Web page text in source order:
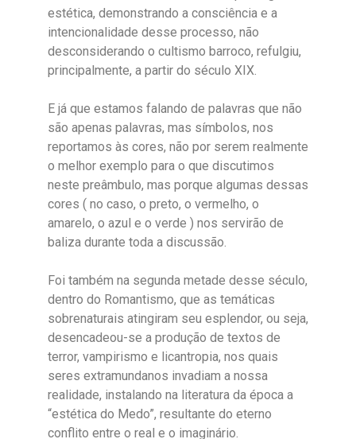
estética, demonstrando a consciência e a
intencionalidade desse processo, não
desconsiderando o cultismo barroco, refulgiu,
principalmente, a partir do século XIX.
E já que estamos falando de palavras que não
são apenas palavras, mas símbolos, nos
reportamos às cores, não por serem realmente
o melhor exemplo para o que discutimos
neste preâmbulo, mas porque algumas dessas
cores ( no caso, o preto, o vermelho, o
amarelo, o azul e o verde ) nos servirão de
baliza durante toda a discussão.
Foi também na segunda metade desse século,
dentro do Romantismo, que as temáticas
sobrenaturais atingiram seu esplendor, ou seja,
desencadeou-se a produção de textos de
terror, vampirismo e licantropia, nos quais
seres extramundanos invadiam a nossa
realidade, instalando na literatura da época a
“estética do Medo”, resultante do eterno
conflito entre o real e o imaginário.